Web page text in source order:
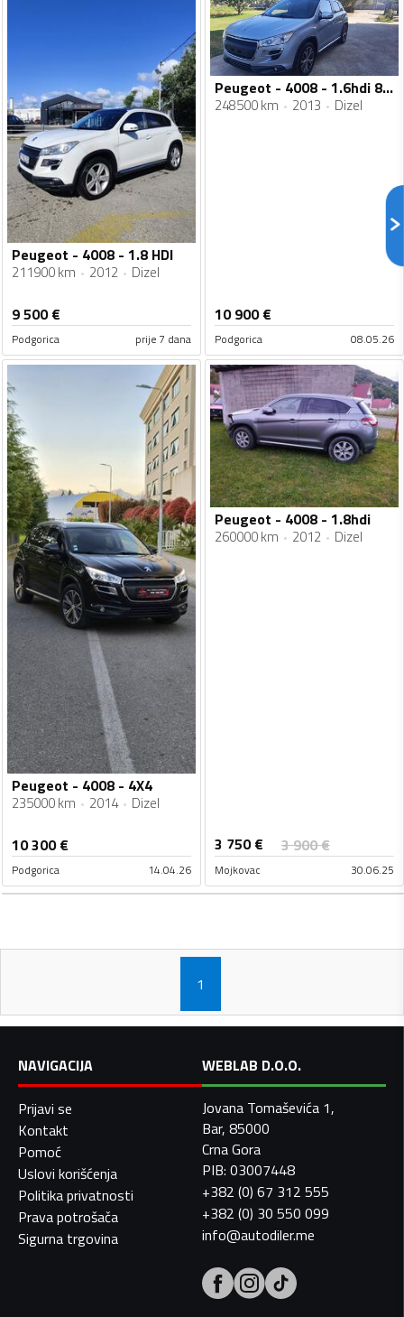
Peugeot - 4008 - 1.8 HDI
211900 km 2012 Dizel
9 500€
Podgorica prije 7 dana
Peugeot - 4008 - 1.6hdi 84kw
248500 km 2013 Dizel
10 900€
Podgorica 08.05.26
Peugeot - 4008 - 4X4
235000 km 2014 Dizel
10 300€
Podgorica 14.04.26
Peugeot - 4008 - 1.8hdi
260000 km 2012 Dizel
3 750€ 3 900€
Mojkovac 30.06.25
1
NAVIGACIJA
Prijavi se
Kontakt
Pomoć
Uslovi korišćenja
Politika privatnosti
Prava potrošača
Sigurna trgovina
WEBLAB D.O.O.
Jovana Tomaševića 1,
Bar, 85000
Crna Gora
PIB: 03007448
+382 (0) 67 312 555
+382 (0) 30 550 099
info@autodiler.me